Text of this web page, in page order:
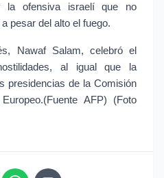
la ofensiva israelí que no
pesar del alto el fuego.
Nawaf Salam, celebró el
al igual que la
presidencias de la Comisión
AFP) (Foto